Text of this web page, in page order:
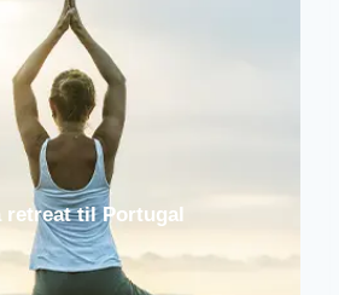
retreat til Portugal